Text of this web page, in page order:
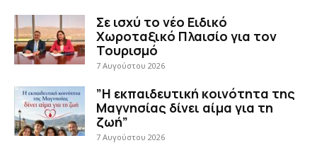
Σε ισχύ το νέο Ειδικό
Χωροταξικό Πλαισίο για τον
Τουρισμό
7 Αυγούστου 2026
”Η εκπαιδευτική κοινότητα της
Μαγνησίας δίνει αίμα για τη
ζωή”
7 Αυγούστου 2026